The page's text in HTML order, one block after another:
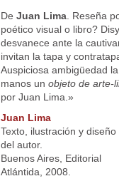
De Juan Lima. Reseña
poético visual o libro?
desvanece ante la
invitan la tapa y
Auspiciosa ambigüedad
manos un objeto de arte-
por Juan Lima.»
Juan Lima
Texto, ilustración y diseño
del autor.
Buenos Aires, Editorial
Atlántida, 2008.